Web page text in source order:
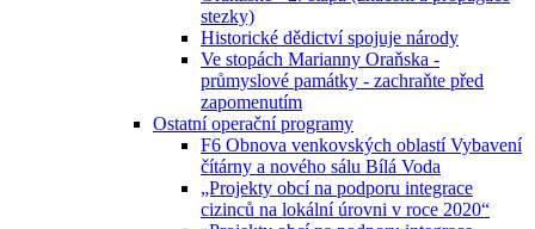
stezky)
Historické dědictví spojuje národy
Ve stopách Marianny Oraňska -
průmyslové památky - zachraňte před
zapomenutím
Ostatní operační programy
F6 Obnova venkovských oblastí Vybavení
čítárny a nového sálu Bílá Voda
„Projekty obcí na podporu integrace
cizinců na lokální úrovni v roce 2020“